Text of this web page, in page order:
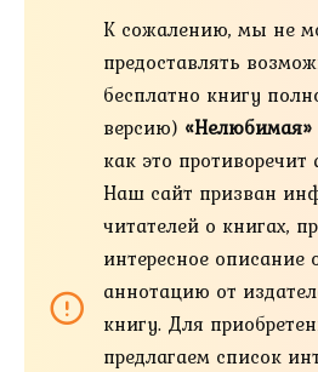
К сожалению, мы не
предоставлять
бесплатно книгу
версию) «Нелюбимая»
как это
Наш сайт призван
читателей о книгах,
интересное описание
аннотацию от
книгу. Для
предлагаем список